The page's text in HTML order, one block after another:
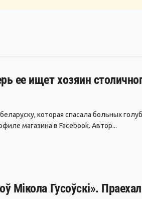
ее ищет хозяин
которая спасала больных
магазина в Facebook. Автор...
Мікола Гусоўскі».